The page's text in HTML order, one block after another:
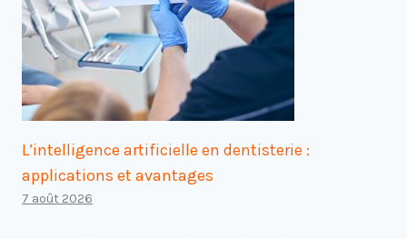
L’intelligence artificielle en dentisterie :
applications et avantages
7 août 2026